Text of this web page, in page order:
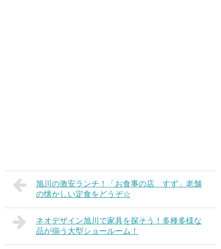
旭川の激安ランチ！「お食事の店 すず」老舗
の懐かしい定食をどうぞ☆
ネオデザイン旭川で家具を探そう！多種多様な
品が揃う大型ショールーム！